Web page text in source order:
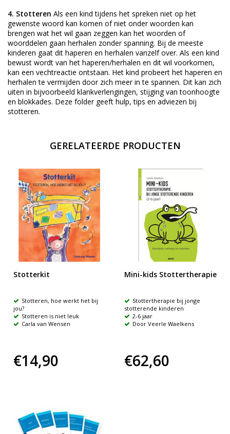
4. Stotteren Als een kind tijdens het spreken niet op het
gewenste woord kan komen of niet onder woorden kan
brengen wat het wil gaan zeggen kan het woorden of
woorddelen gaan herhalen zonder spanning. Bij de meeste
kinderen gaat dit haperen en herhalen vanzelf over. Als een kind
bewust wordt van het haperen/herhalen en dit wil voorkomen,
kan een vechtreactie ontstaan. Het kind probeert het haperen en
herhalen te vermijden door zich meer in te spannen. Dit kan zich
uiten in bijvoorbeeld klankverlengingen, stijging van toonhoogte
en blokkades. Deze folder geeft hulp, tips en adviezen bij
stotteren.
GERELATEERDE PRODUCTEN
Stotterkit
Stotteren, hoe werkt het bij
jou?
Stotteren is niet leuk
Carla van Wensen
€14,90
Mini-kids Stottertherapie
Stottertherapie bij jonge
stotterende kinderen
2-6 jaar
Door Veerle Waelkens
€62,60